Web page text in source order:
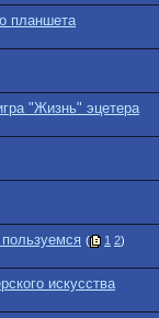
планшета
"Жизнь" эцетера
( 1 2)
искусства